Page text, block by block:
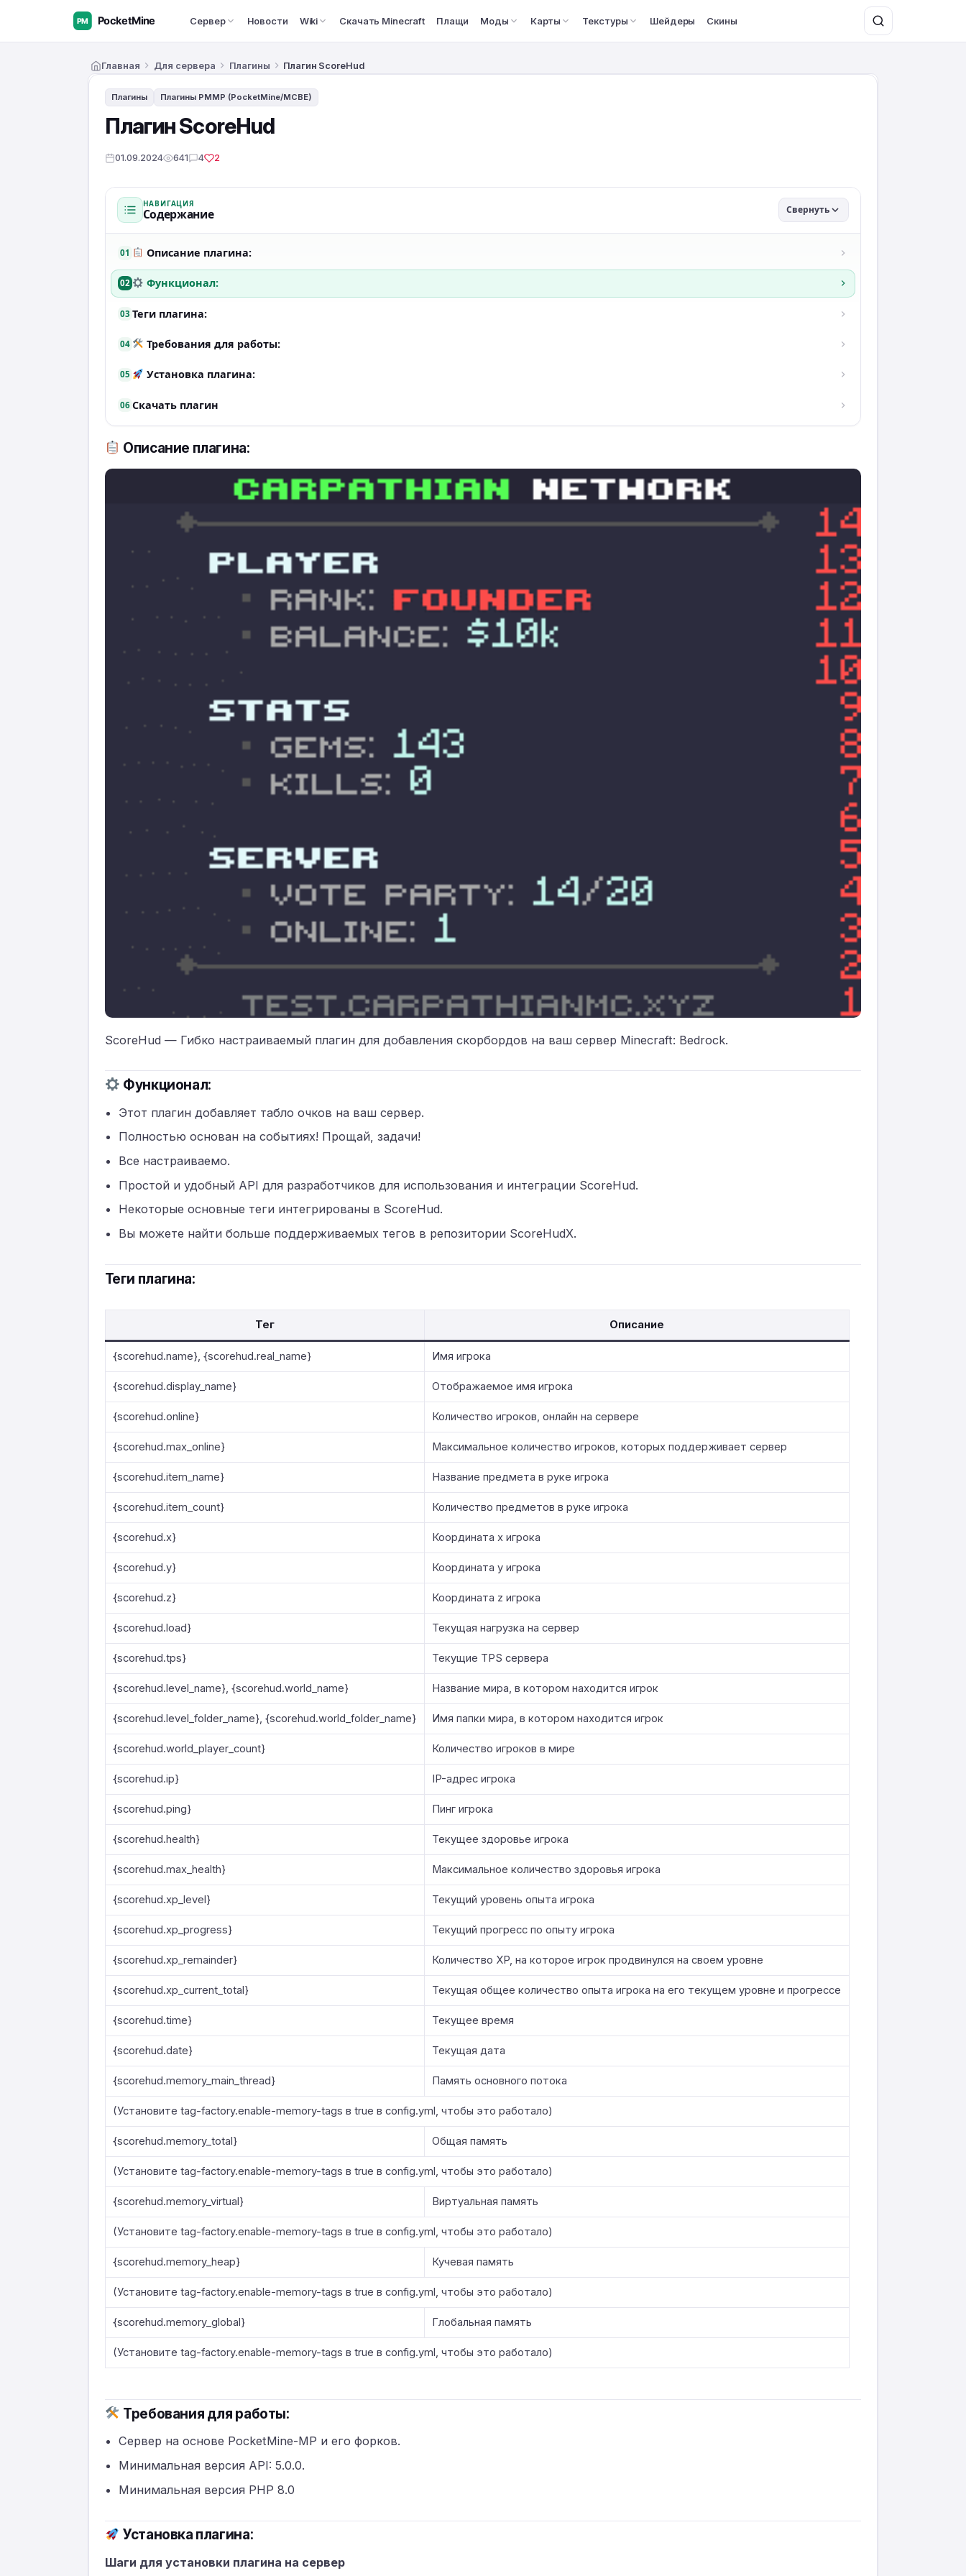
Сервер Новости Wiki Скачать Minecraft Плащи Моды Карты Текстуры Шейдеры Скины
Главная Для сервера Плагины Плагин ScoreHud
Плагины Плагины PMMP (PocketMine/MCBE)
Плагин ScoreHud
01.09.2024 641 4 2
НАВИГАЦИЯ
Содержание Свернуть
01 Описание плагина:
02 Функционал:
03 Теги плагина:
04 Требования для работы:
05 Установка плагина:
06 Скачать плагин
Описание плагина:
ScoreHud — Гибко настраиваемый плагин для добавления скорбордов на ваш сервер Minecraft: Bedrock.
Функционал:
Этот плагин добавляет табло очков на ваш сервер.
Полностью основан на событиях! Прощай, задачи!
Все настраиваемо.
Простой и удобный API для разработчиков для использования и интеграции ScoreHud.
Некоторые основные теги интегрированы в ScoreHud.
Вы можете найти больше поддерживаемых тегов в репозитории ScoreHudX.
Теги плагина:
Тег Описание
{scorehud.name}, {scorehud.real_name} Имя игрока
{scorehud.display_name} Отображаемое имя игрока
{scorehud.online} Количество игроков, онлайн на сервере
{scorehud.max_online} Максимальное количество игроков, которых поддерживает сервер
{scorehud.item_name} Название предмета в руке игрока
{scorehud.item_count} Количество предметов в руке игрока
{scorehud.x} Координата x игрока
{scorehud.y} Координата y игрока
{scorehud.z} Координата z игрока
{scorehud.load} Текущая нагрузка на сервер
{scorehud.tps} Текущие TPS сервера
{scorehud.level_name}, {scorehud.world_name} Название мира, в котором находится игрок
{scorehud.level_folder_name}, {scorehud.world_folder_name} Имя папки мира, в котором находится игрок
{scorehud.world_player_count} Количество игроков в мире
{scorehud.ip} IP-адрес игрока
{scorehud.ping} Пинг игрока
{scorehud.health} Текущее здоровье игрока
{scorehud.max_health} Максимальное количество здоровья игрока
{scorehud.xp_level} Текущий уровень опыта игрока
{scorehud.xp_progress} Текущий прогресс по опыту игрока
{scorehud.xp_remainder} Количество XP, на которое игрок продвинулся на своем уровне
{scorehud.xp_current_total} Текущая общее количество опыта игрока на его текущем уровне и прогрессе
{scorehud.time} Текущее время
{scorehud.date} Текущая дата
{scorehud.memory_main_thread} Память основного потока
(Установите tag-factory.enable-memory-tags в true в config.yml, чтобы это работало)
{scorehud.memory_total} Общая память
(Установите tag-factory.enable-memory-tags в true в config.yml, чтобы это работало)
{scorehud.memory_virtual} Виртуальная память
(Установите tag-factory.enable-memory-tags в true в config.yml, чтобы это работало)
{scorehud.memory_heap} Кучевая память
(Установите tag-factory.enable-memory-tags в true в config.yml, чтобы это работало)
{scorehud.memory_global} Глобальная память
(Установите tag-factory.enable-memory-tags в true в config.yml, чтобы это работало)
Требования для работы:
Сервер на основе PocketMine-MP и его форков.
Минимальная версия API: 5.0.0.
Минимальная версия PHP 8.0
Установка плагина:
Шаги для установки плагина на сервер